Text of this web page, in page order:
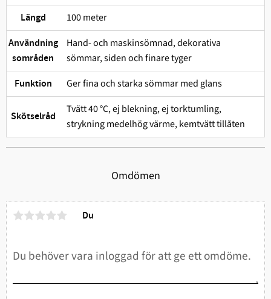
Längd 100 meter
Användning
sområden
Hand- och maskinsömnad, dekorativa
sömmar, siden och finare tyger
Funktion Ger fina och starka sömmar med glans
Skötselråd
Tvätt 40 °C, ej blekning, ej torktumling,
strykning medelhög värme, kemtvätt tillåten
Omdömen
Du